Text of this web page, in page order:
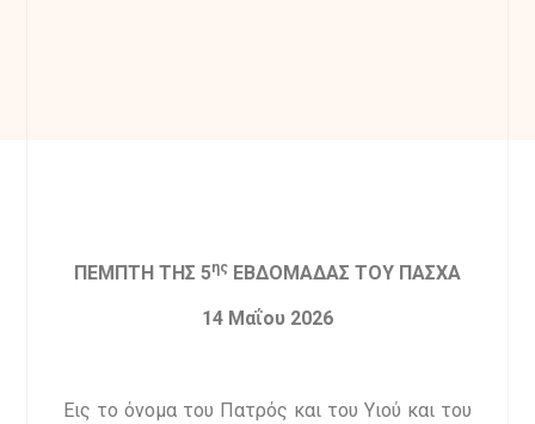
ΠΕΜΠΤΗ ΤΗΣ 5ης ΕΒΔΟΜΑΔΑΣ ΤΟΥ ΠΑΣΧΑ
14 Μαΐου 2026
Εις το όνομα του Πατρός και του Υιού και του